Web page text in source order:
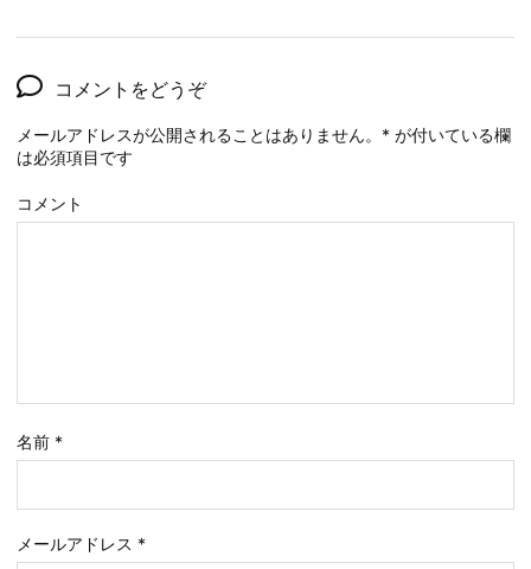
コメントをどうぞ
メールアドレスが公開されることはありません。 * が付いている欄
は必須項目です
コメント
名前 *
メールアドレス *